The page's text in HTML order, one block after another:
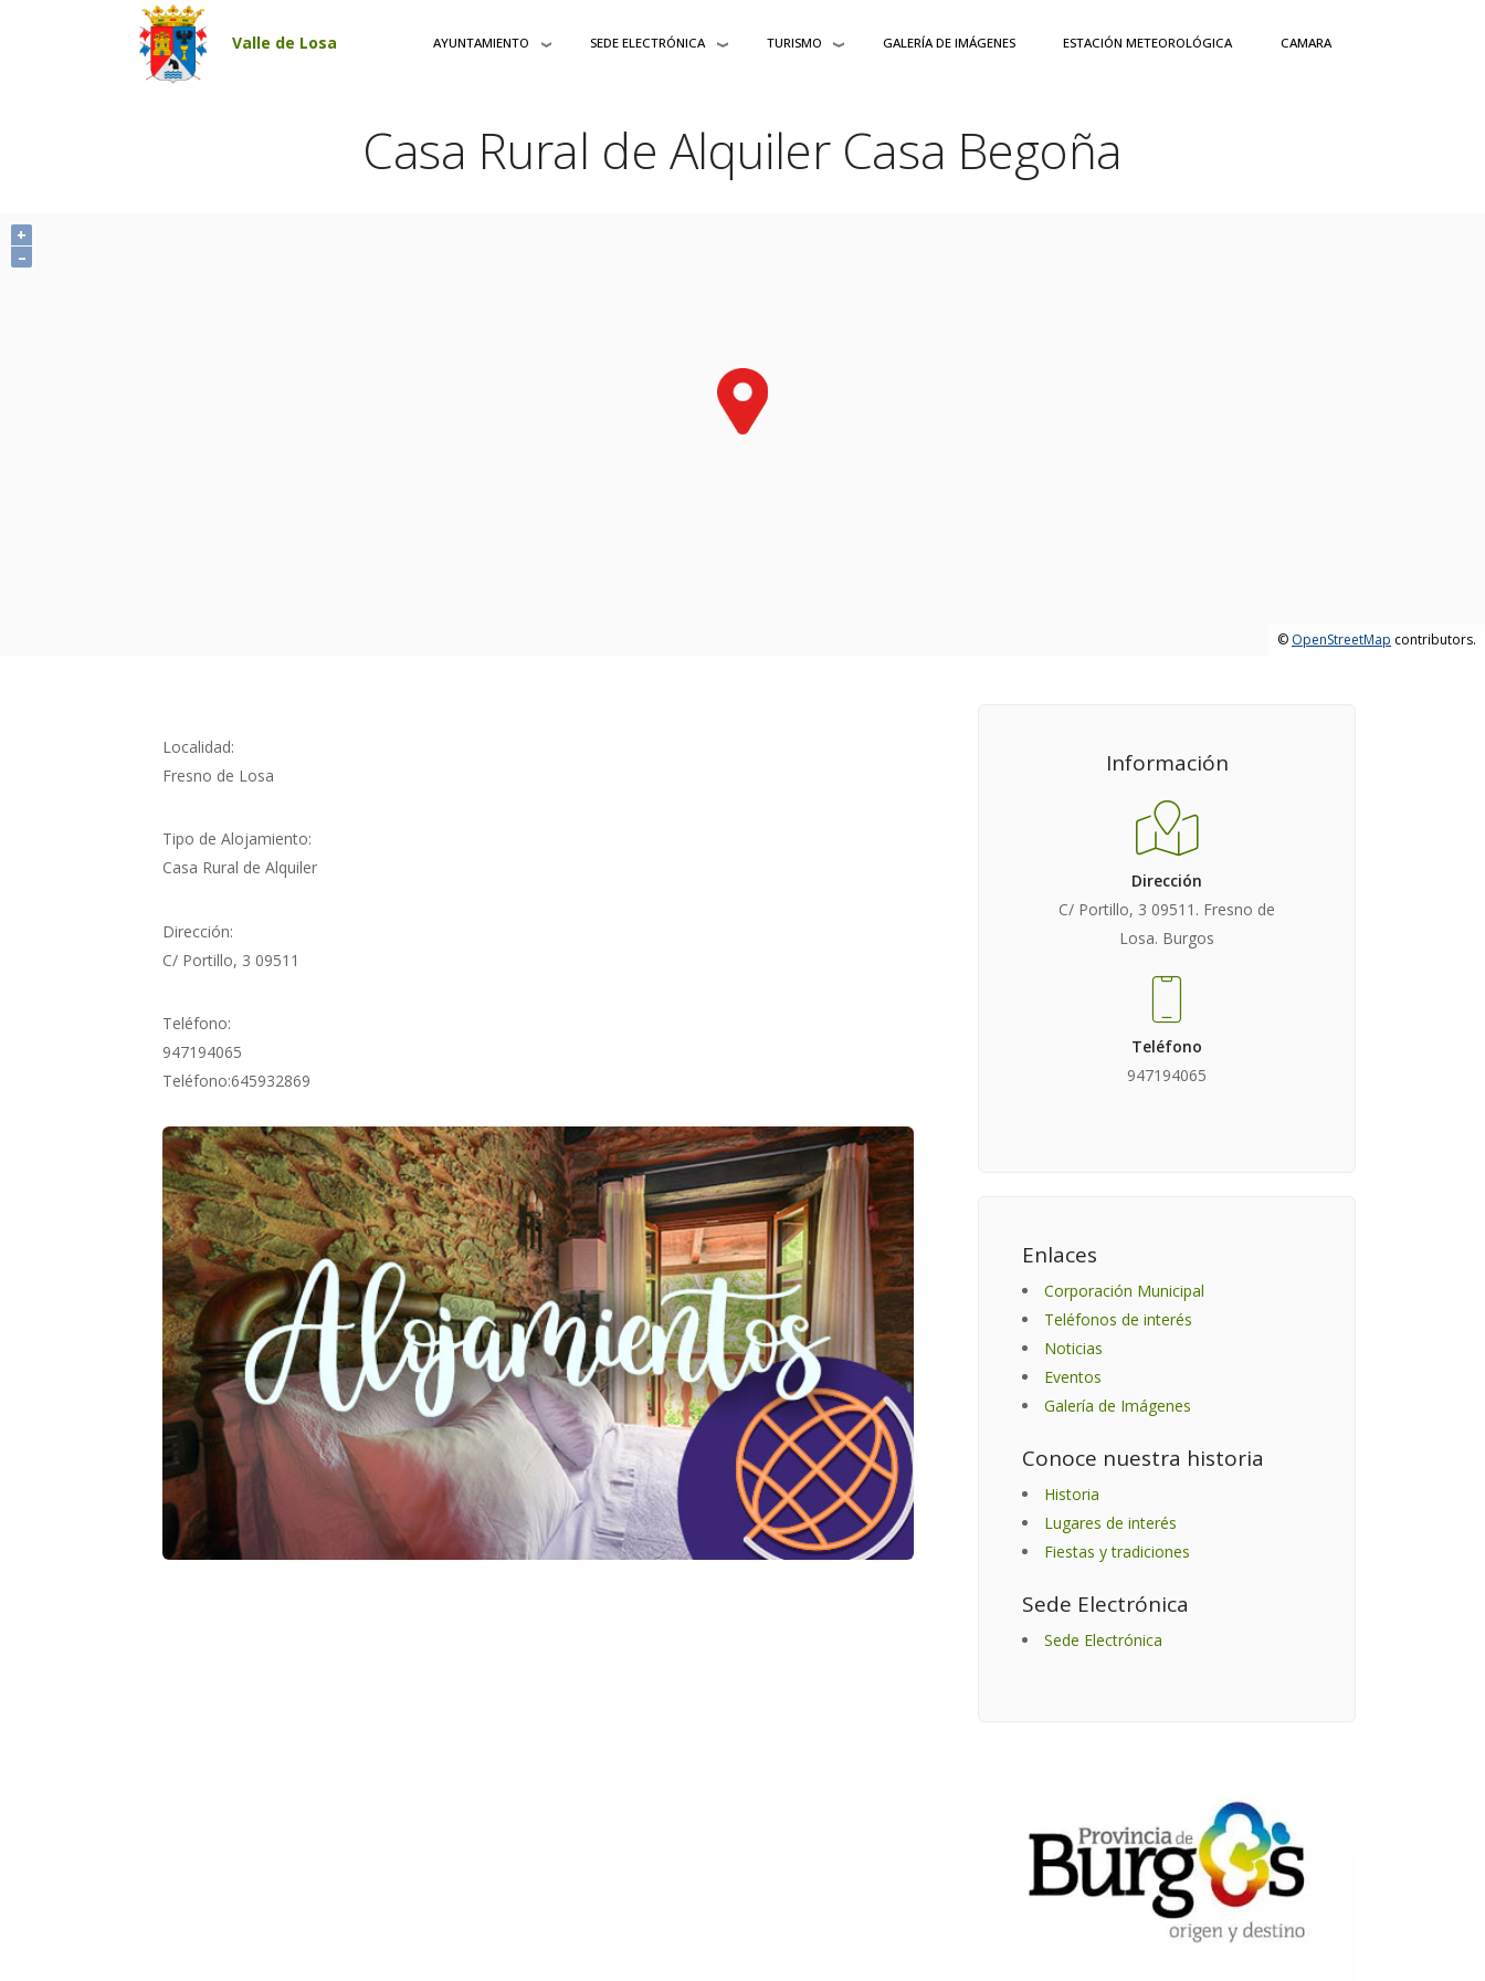
Pasar al contenido principal
Valle de Losa AYUNTAMIENTO SEDE ELECTRÓNICA TURISMO GALERÍA DE IMÁGENES ESTACIÓN METEOROLÓGICA CAMARA
Casa Rural de Alquiler Casa Begoña
+
–
© OpenStreetMap contributors.
Información
Dirección
C/ Portillo, 3 09511. Fresno de
Losa. Burgos
Teléfono
947194065
Enlaces
Corporación Municipal
Teléfonos de interés
Noticias
Eventos
Galería de Imágenes
Conoce nuestra historia
Historia
Lugares de interés
Fiestas y tradiciones
Sede Electrónica
Sede Electrónica
Localidad:
Fresno de Losa
Tipo de Alojamiento:
Casa Rural de Alquiler
Dirección:
C/ Portillo, 3 09511
Teléfono:
947194065
Teléfono:645932869